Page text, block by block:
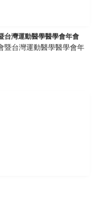
台灣運動醫學醫學會年會
暨台灣運動醫學醫學會年